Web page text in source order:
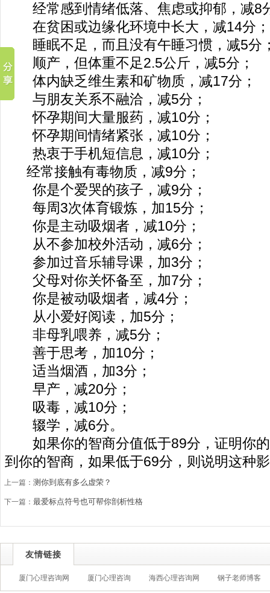
经常感到情绪低落、焦虑或抑郁，减8
在贫困或边缘化环境中长大，减14分；
睡眠不足，而且没有午睡习惯，减5分
顺产，但体重不足2.5公斤，减5分；
体内缺乏维生素和矿物质，减17分；
与朋友关系不融洽，减5分；
怀孕期间大量服药，减10分；
怀孕期间情绪紧张，减10分；
热衷于手机短信息，减10分；
经常接触有毒物质，减9分；
你是个爱哭的孩子，减9分；
每周3次体育锻炼，加15分；
你是主动吸烟者，减10分；
从不参加校外活动，减6分；
参加过音乐辅导课，加3分；
父母对你关怀备至，加7分；
你是被动吸烟者，减4分；
从小爱好阅读，加5分；
非母乳喂养，减5分；
善于思考，加10分；
适当烟酒，加3分；
早产，减20分；
吸毒，减10分；
辍学，减6分。
如果你的智商分值低于89分，证明你的
到你的智商，如果低于69分，则说明这种
上一篇： 测你到底有多么虚荣？
下一篇： 最爱标点符号也可帮你剖析性格
友情链接
厦门心理咨询网 厦门心理咨询 海西心理咨询网 钢子老师博客